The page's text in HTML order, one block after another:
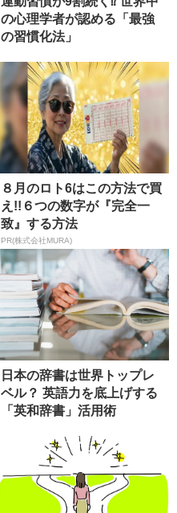
の心理学者が認める「最強
の習慣化法」
８月のロト6はこの方法で買
え!!６つの数字が『完全一
致』する方法
PR(株式会社MURA)
日本の辞書は世界トップレ
ベル？ 英語力を底上げする
「英和辞書」活用術